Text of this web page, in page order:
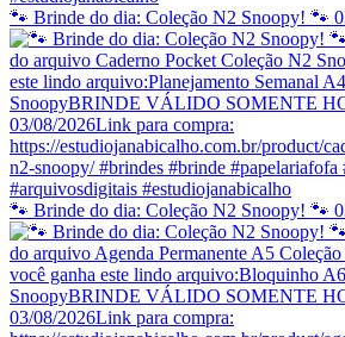
🐾 Brinde do dia: Coleção N2 Snoopy! 🐾
🐾 Brinde do dia: Coleção N2 Snoopy! 🐾